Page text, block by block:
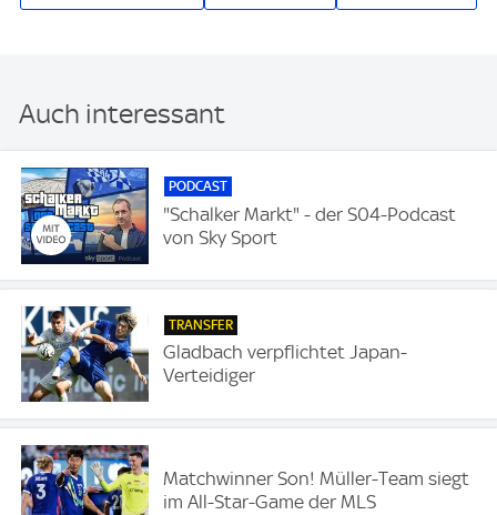
Auch interessant
PODCAST
"Schalker Markt" - der S04-Podcast
von Sky Sport
TRANSFER
Gladbach verpflichtet Japan-
Verteidiger
Matchwinner Son! Müller-Team siegt
im All-Star-Game der MLS